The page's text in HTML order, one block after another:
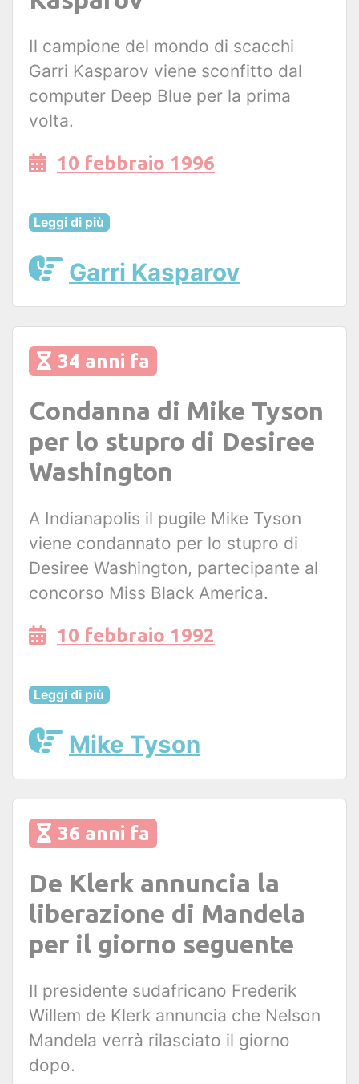
Il campione del mondo di scacchi
Garri Kasparov viene sconfitto dal
computer Deep Blue per la prima
volta.
10 febbraio 1996
Leggi di più
Garri Kasparov
34 anni fa
Condanna di Mike Tyson
per lo stupro di Desiree
Washington
A Indianapolis il pugile Mike Tyson
viene condannato per lo stupro di
Desiree Washington, partecipante al
concorso Miss Black America.
10 febbraio 1992
Leggi di più
Mike Tyson
36 anni fa
De Klerk annuncia la
liberazione di Mandela
per il giorno seguente
Il presidente sudafricano Frederik
Willem de Klerk annuncia che Nelson
Mandela verrà rilasciato il giorno
dopo.